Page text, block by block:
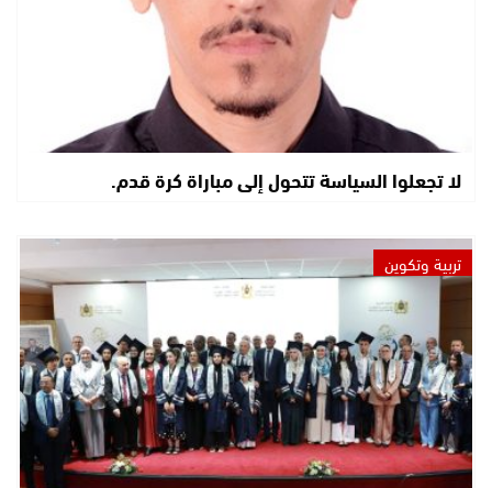
لا تجعلوا السياسة تتحول إلى مباراة كرة قدم.
تربية وتكوين